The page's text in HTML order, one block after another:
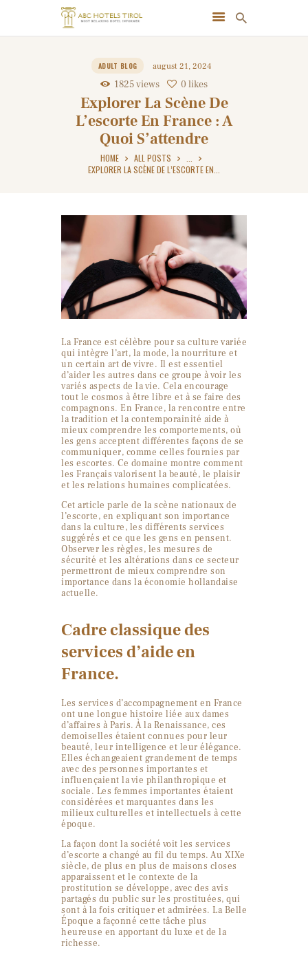
ADULT BLOG august 21, 2024
1825views 0 likes
Explorer La Scène De
L’escorte En France : A
Quoi S’attendre
HOME ALL POSTS
EXPLORER LA SCÈNE DE L’ESCORTE EN...
Most Relaxing Hotels Informer
HOME
BLOG
BUSINESS AND FINANCE
GIFTS AND CARE
HOME AND GARDEN
PETS AND CARE
CONTACT
La France est célèbre pour sa culture variée
qui intègre l’art, la mode, la nourriture et
un certain art de vivre. Il est essentiel
d’aider les autres dans ce groupe à voir les
variés aspects de la vie. Cela encourage
tout le cosmos à être libre et à se faire des
compagnons. En France, la rencontre entre
la tradition et la contemporainité aide à
mieux comprendre les comportements, où
les gens acceptent différentes façons de se
communiquer, comme celles fournies par
les escortes. Ce domaine montre comment
les Français valorisent la beauté, le plaisir
et les relations humaines complicatées.
Cet article parle de la scène nationaux de
l’escorte, en expliquant son importance
dans la culture, les différents services
suggérés et ce que les gens en pensent.
Observer les règles, les mesures de
sécurité et les altérations dans ce secteur
permettront de mieux comprendre son
importance dans la économie hollandaise
actuelle.
Cadre classique des
services d’aide en
France.
Les services d’accompagnement en France
ont une longue histoire liée aux dames
d’affaires à Paris. À la Renaissance, ces
demoiselles étaient connues pour leur
beauté, leur intelligence et leur élégance.
Elles échangeaient grandement de temps
avec des personnes importantes et
influençaient la vie philanthropique et
sociale. Les femmes importantes étaient
considérées et marquantes dans les
milieux culturelles et intellectuels à cette
époque.
La façon dont la société voit les services
d’escorte a changé au fil du temps. Au XIXe
siècle, de plus en plus de maisons closes
apparaissent et le contexte de la
prostitution se développe, avec des avis
partagés du public sur les prostituées, qui
sont à la fois critiquer et admirées. La Belle
Époque a façonné cette tâche plus
heureuse en apportant du luxe et de la
richesse.